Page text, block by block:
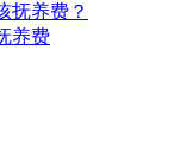
养费